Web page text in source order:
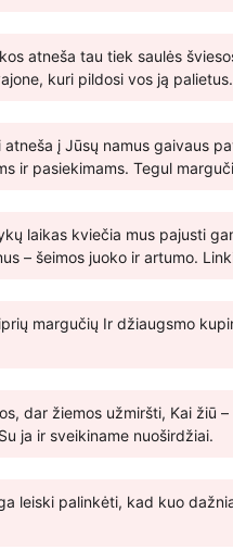
atneša tau tiek saulės
kuri pildosi vos ją palietus.
atneša į Jūsų namus gaivaus
ir pasiekimams. Tegul
laikas kviečia mus pajusti
– šeimos juoko ir artumo.
margučių Ir džiaugsmo
dar žiemos užmiršti, Kai žiū
ja ir sveikiname nuoširdžiai.
leiski palinkėti, kad kuo